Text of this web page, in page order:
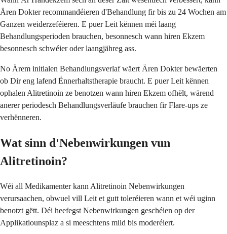
Ären Dokter recommandéieren d'Behandlung fir bis zu 24 Wochen am
Ganzen weiderzeféieren. E puer Leit kënnen méi laang
Behandlungsperioden brauchen, besonnesch wann hiren Ekzem
besonnesch schwéier oder laangjähreg ass.
No Ärem initialen Behandlungsverlaf wäert Ären Dokter bewäerten
ob Dir eng lafend Ënnerhaltstherapie braucht. E puer Leit kënnen
ophalen Alitretinoin ze benotzen wann hiren Ekzem ofhëlt, wärend
anerer periodesch Behandlungsverläufe brauchen fir Flare-ups ze
verhënneren.
Wat sinn d'Nebenwirkungen vun
Alitretinoin?
Wéi all Medikamenter kann Alitretinoin Nebenwirkungen
verursaachen, obwuel vill Leit et gutt toleréieren wann et wéi uginn
benotzt gëtt. Déi heefegst Nebenwirkungen geschéien op der
Applikatiounsplaz a si meeschtens mild bis moderéiert.